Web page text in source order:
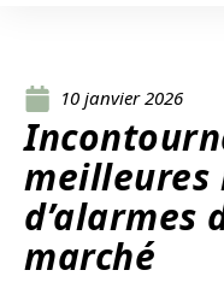
10 janvier 2026
meilleures
d’alarmes
marché